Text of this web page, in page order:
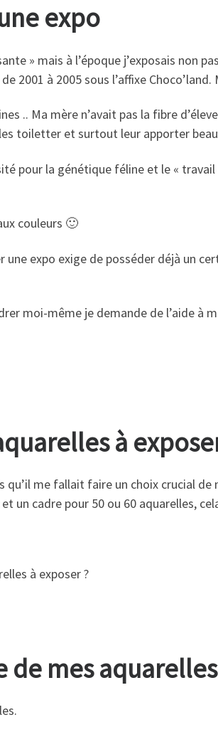
expo
» mais à l’époque j’exposais non
2001 à 2005 sous l’affixe
.. Ma mère n’avait pas la fibre
toiletter et surtout leur apporter
pour la génétique féline et le «
couleurs 🙂
une expo exige de posséder déjà un
moi-même je demande de l’aide à
à
qu’il me fallait faire un choix crucial
un cadre pour 50 ou 60 aquarelles,
à exposer ?
de mes aquarelles